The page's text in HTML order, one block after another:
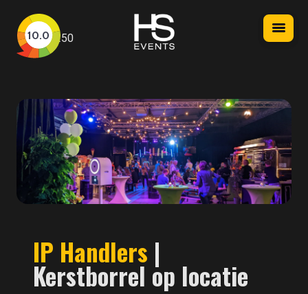
10.0
250
Events
IP Handlers |
Kerstborrel op locatie